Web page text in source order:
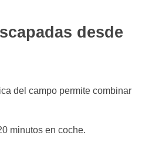
desde
del campo permite combinar
minutos en coche.